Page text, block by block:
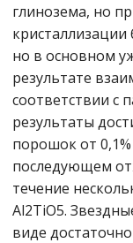
глинозема, но
кристаллизации
но в основном
результате
соответствии с
результаты
порошок от
последующем
течение
Al2TiO5.
виде